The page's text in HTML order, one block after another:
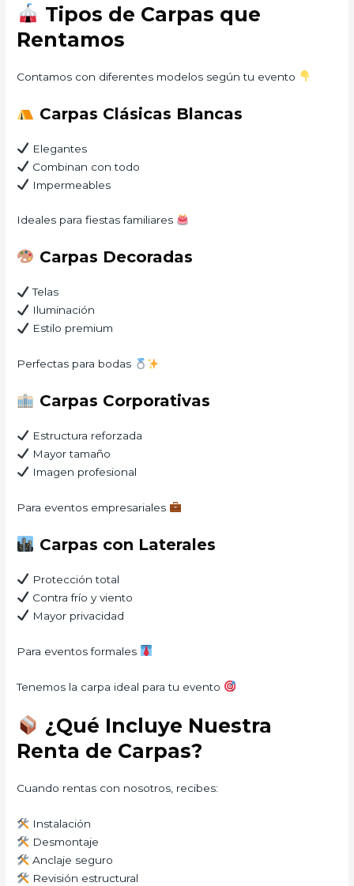
Tipos de Carpas que
Rentamos
Contamos con diferentes modelos según tu evento
Carpas Clásicas Blancas
Elegantes
Combinan con todo
Impermeables
Ideales para fiestas familiares
Carpas Decoradas
Telas
Iluminación
Estilo premium
Perfectas para bodas
Carpas Corporativas
Estructura reforzada
Mayor tamaño
Imagen profesional
Para eventos empresariales
Carpas con Laterales
Protección total
Contra frío y viento
Mayor privacidad
Para eventos formales
Tenemos la carpa ideal para tu evento
¿Qué Incluye Nuestra
Renta de Carpas?
Cuando rentas con nosotros, recibes:
Instalación
Desmontaje
Anclaje seguro
Revisión estructural